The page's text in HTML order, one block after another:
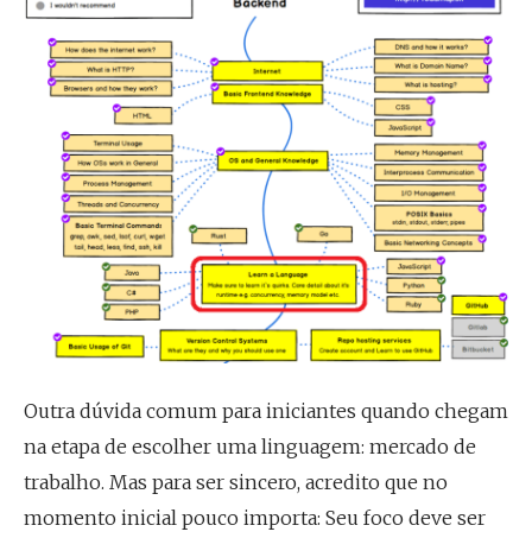
Outra dúvida comum para iniciantes quando chegam
na etapa de escolher uma linguagem: mercado de
trabalho. Mas para ser sincero, acredito que no
momento inicial pouco importa: Seu foco deve ser